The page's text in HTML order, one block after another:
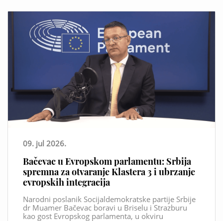
09. jul 2026.
Bačevac u Evropskom parlamentu: Srbija
spremna za otvaranje Klastera 3 i ubrzanje
evropskih integracija
Narodni poslanik Socijaldemokratske partije Srbije
dr Muamer Bačevac boravi u Briselu i Strazburu
kao gost Evropskog parlamenta, u okviru